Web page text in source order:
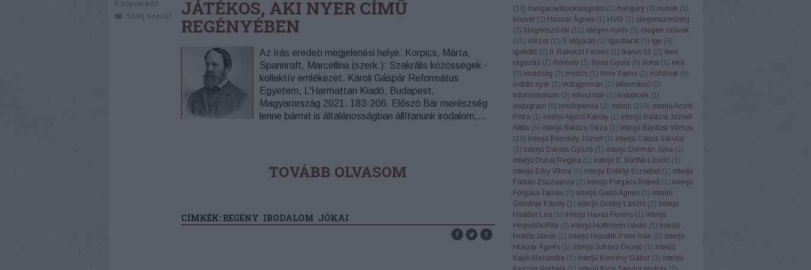
Könyvkiadó
Szólj hozzá!
JÁTÉKOS, AKI NYER CÍMŰ
REGÉNYÉBEN
Az írás eredeti megjelenési helye: Korpics, Márta;
Spannraft, Marcellina (szerk.): Szakrális közösségek -
kollektív emlékezet. Károli Gáspár Református
Egyetem, L'Harmattan Kiadó, Budapest,
Magyarország 2021. 183-206. Előszó Bár merészség
lenne bármit is általánosságban állítanunk irodalom,…
TOVÁBB OLVASOM
CÍMKÉK: REGÉNY IRODALOM JÓKAI
(10) hungarianbookstagram (1) hungary (3) hunok (1)
húsvét (3) Huszár Ágnes (1) HVG (1) idegenszerűség
(2) Idegenszó-tár (11) idegen nyelv (5) idegen szavak
(31) idézet (110) időjárás (2) igazbarát (1) ige (3)
igekötő (2) II. Rákóczi Ferenc (1) Ikarus 55 (2) ikes
ragozás (1) illemely (1) Illyés Gyula (6) Ilona (1) ima
(2) imádság (2) imidzs (1) Imre Samu (1) indiánok (6)
indián nyár (1) indogermán (1) információ (2)
Informatorium (2) Infoszótár (1) instabook (1)
instagram (8) intelligencia (2) interjú (119) interjú Aczél
Petra (1) interjú Agócs Károly (1) interjú Balázsi József
Attila (5) interjú Balázs Géza (1) interjú Bárdosi Vilmos
(10) interjú Bencédy József (1) interjú Csúcs Sándor
(1) interjú Daniss Győző (1) interjú Dormán Júlia (1)
interjú Duhaj Regina (1) interjú E. Bártfai László (1)
interjú Eőry Vilma (1) interjú Erdélyi Erzsébet (1) interjú
Fábián Zsuzsanna (1) interjú Forgács Róbert (1) interjú
Forgács Tamás (3) interjú Galló Ágnes (1) interjú
Gerstner Károly (1) interjú Grétsy László (2) interjú
Haader Lea (1) interjú Havas Ferenc (1) interjú
Hegedűs Rita (2) interjú Hoffmann István (1) interjú
Hollós János (1) interjú Horváth Péter Iván (2) interjú
Huszár Ágnes (1) interjú Juhász Dezső (1) interjú
Kajdi Alexandra (1) interjú Kemény Gábor (3) interjú